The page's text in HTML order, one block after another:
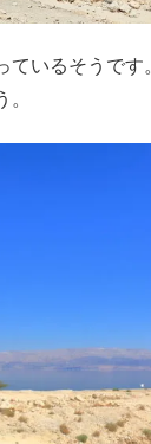
ているそうです